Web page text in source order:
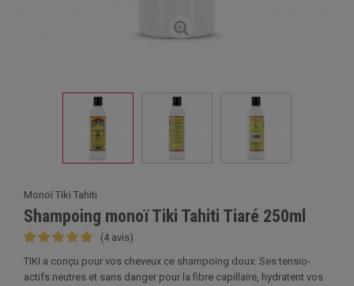
Monoï Tiki Tahiti
Shampoing monoï Tiki Tahiti Tiaré 250ml
(4 avis)
TIKI a conçu pour vos cheveux ce shampoing doux. Ses tensio-
actifs neutres et sans danger pour la fibre capillaire, hydratent vos